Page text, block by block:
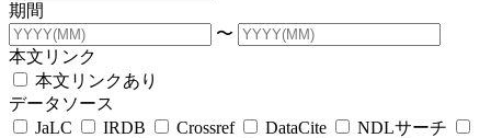
期間
〜
本文リンク
本文リンクあり
データソース
JaLC
IRDB Crossref DataCite
NDLサーチ